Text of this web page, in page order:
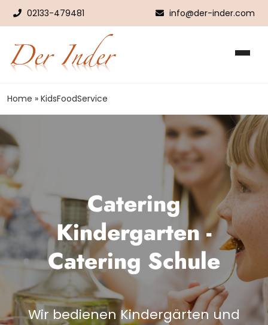
02133-479481 info@der-inder.com
Home » KidsFoodService
Catering
Kindergarten -
Catering Schule
Wir bedienen Kindergärten und